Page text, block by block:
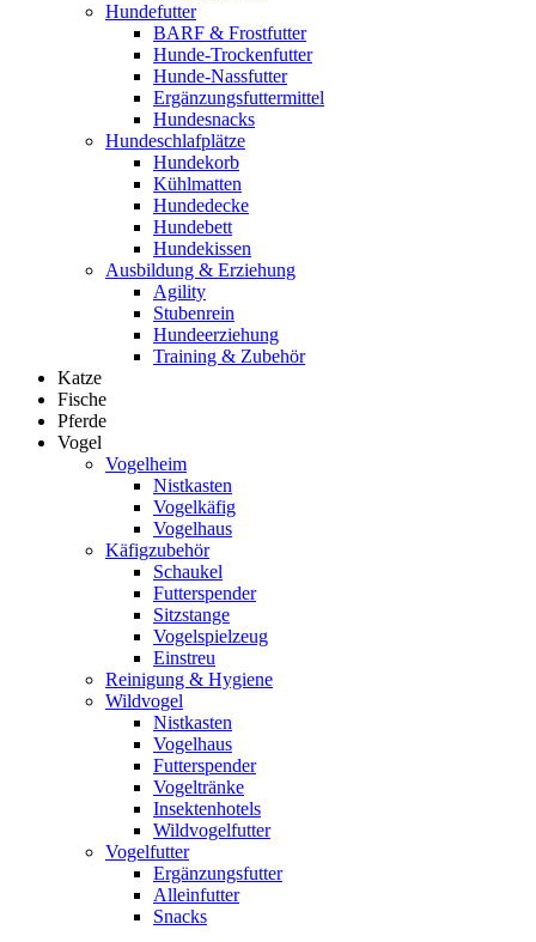
Hundefutter
BARF & Frostfutter
Hunde-Trockenfutter
Hunde-Nassfutter
Ergänzungsfuttermittel
Hundesnacks
Hundeschlafplätze
Hundekorb
Kühlmatten
Hundedecke
Hundebett
Hundekissen
Ausbildung & Erziehung
Agility
Stubenrein
Hundeerziehung
Training & Zubehör
Katze
Fische
Pferde
Vogel
Vogelheim
Nistkasten
Vogelkäfig
Vogelhaus
Käfigzubehör
Schaukel
Futterspender
Sitzstange
Vogelspielzeug
Einstreu
Reinigung & Hygiene
Wildvogel
Nistkasten
Vogelhaus
Futterspender
Vogeltränke
Insektenhotels
Wildvogelfutter
Vogelfutter
Ergänzungsfutter
Alleinfutter
Snacks